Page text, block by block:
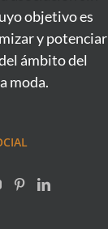
objetivo es
y potenciar
ámbito del
moda.